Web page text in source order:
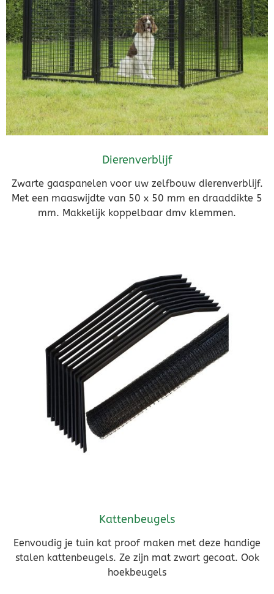
Dierenverblijf
Zwarte gaaspanelen voor uw zelfbouw dierenverblijf.
Met een maaswijdte van 50 x 50 mm en draaddikte 5
mm. Makkelijk koppelbaar dmv klemmen.
Kattenbeugels
Eenvoudig je tuin kat proof maken met deze handige
stalen kattenbeugels. Ze zijn mat zwart gecoat. Ook
hoekbeugels